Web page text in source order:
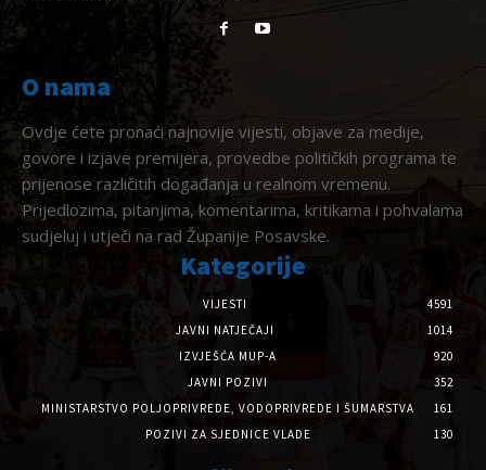
O nama
Ovdje ćete pronaći najnovije vijesti, objave za medije,
govore i izjave premijera, provedbe političkih programa te
prijenose različitih događanja u realnom vremenu.
Prijedlozima, pitanjima, komentarima, kritikama i pohvalama
sudjeluj i utječi na rad Županije Posavske.
Kategorije
VIJESTI
4591
JAVNI NATJEČAJI
1014
IZVJEŠĆA MUP-A
920
JAVNI POZIVI
352
MINISTARSTVO POLJOPRIVREDE, VODOPRIVREDE I ŠUMARSTVA
161
POZIVI ZA SJEDNICE VLADE
130